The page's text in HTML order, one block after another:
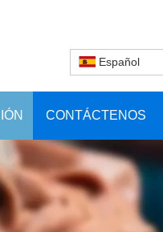
Español
CONTÁCTENOS